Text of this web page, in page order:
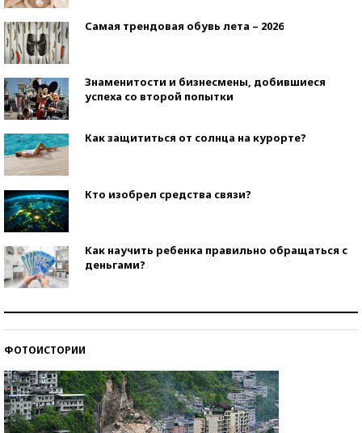
Самая трендовая обувь лета – 2026
Знаменитости и бизнесмены, добившиеся
успеха со второй попытки
Как защититься от солнца на курорте?
Кто изобрел средства связи?
Как научить ребенка правильно обращаться с
деньгами?
ФОТОИСТОРИИ